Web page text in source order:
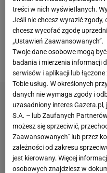
Diaz i jego koledzy nie
faworytami. A
którzy są przecież tak
dostają na zachętę
wybić piłkę po rzucie
treści w nich wyświetlanych.
Jeśli nie chcesz wyrazić
chcesz wycofać zgodę
„Ustawień Zaawansowanych”.
Twoje dane osobowe mogą
badania i mierzenia informacji
serwisów i aplikacji lub
Tobie usług. W określonych
danych nie wymaga zgody i
uzasadniony interes Gazeta.pl,
S.A. – lub Zaufanych
możesz się sprzeciwić,
Zaawansowanych” lub przez
zależności od zakresu
jest kierowany. Więcej
osobowych znajdziesz w